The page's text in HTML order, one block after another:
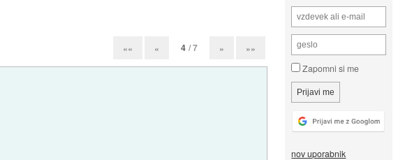
Zapomni si me
nov uporabnik
«« « 4 / 7 » »»